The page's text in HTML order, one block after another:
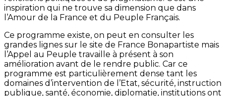
inspiration qui ne trouve sa dimension que dans
l’Amour de la France et du Peuple Français.
Ce programme existe, on peut en consulter les
grandes lignes sur le site de France Bonapartiste mais
l’Appel au Peuple travaille à présent à son
amélioration avant de le rendre public. Car ce
programme est particulièrement dense tant les
domaines d’intervention de l’Etat, sécurité, instruction
publique, santé, économie, diplomatie, institutions ont